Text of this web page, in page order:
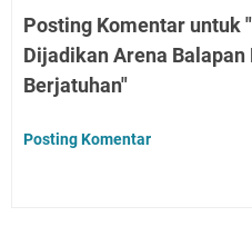
Posting Komentar untuk
Dijadikan Arena Balapan
Berjatuhan"
Posting Komentar